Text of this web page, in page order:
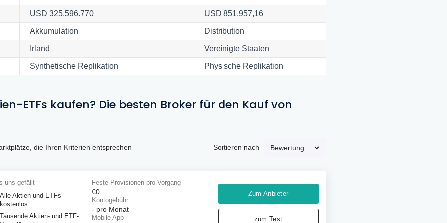
USD 325.596.770 USD 851.957,16
Akkumulation Distribution
Irland Vereinigte Staaten
Synthetische Replikation Physische Replikation
ETFs kaufen? Die besten Broker für den Kauf von
Sortieren nach
die Ihren Kriterien entsprechen
uns gefällt
Alle Aktien und ETFs
kostenlos
Tausende Aktien- und ETF-
Feste Provisionen pro Vorgang
€0
Kontogebühr
- pro Monat
Mobile App
Zum Anbieter
zum Test